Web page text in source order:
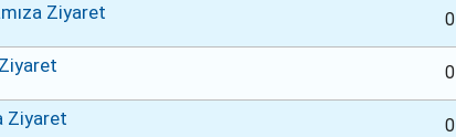
Ziyaret 0
0
Ziyaret 0